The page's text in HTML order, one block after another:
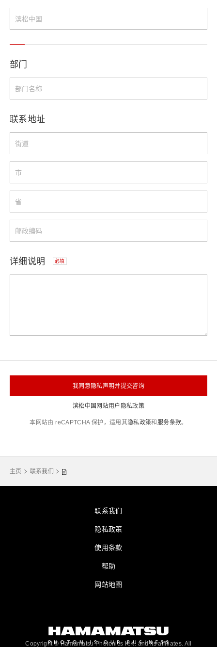
部门
联系地址
详细说明 必填
我同意隐私声明并提交咨询
滨松中国网站用户隐私政策
本网站由 reCAPTCHA 保护，适用其隐私政策和 服务条款。
主页 联系我们
联系我们
隐私政策
使用条款
帮助
网站地图
Copyright © Hamamatsu Photonics K.K. and its affiliates. All